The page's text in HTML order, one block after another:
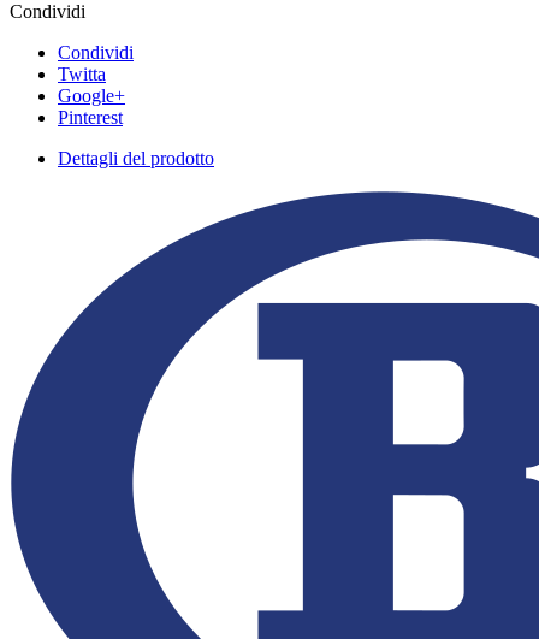
Condividi
Condividi
Twitta
Google+
Pinterest
Dettagli del prodotto